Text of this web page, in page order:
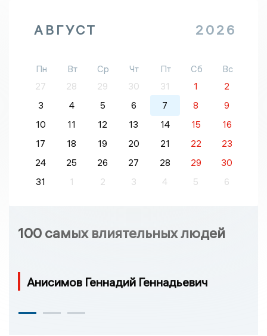
АВГУСТ 2026
Пн Вт Ср Чт Пт Сб
Вс
27
28 29 30 31 1
2
3
4 5 6 7 8
9
10
11 12 13 14 15
16
17
18 19 20 21 22
23
24
25 26 27 28 29
30
31
1 2 3 4 5 6
100 самых влиятельных людей
Анисимов Геннадий Геннадьевич